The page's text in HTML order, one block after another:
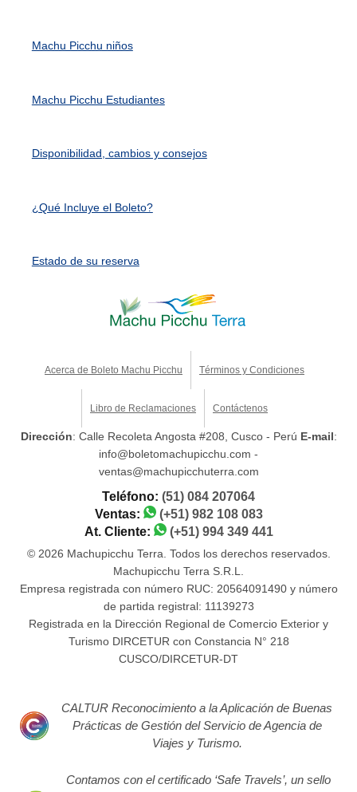
Machu Picchu niños
Machu Picchu Estudiantes
Disponibilidad, cambios y consejos
¿Qué Incluye el Boleto?
Estado de su reserva
Acerca de Boleto Machu Picchu Términos y Condiciones
Libro de Reclamaciones Contáctenos
Dirección: Calle Recoleta Angosta #208, Cusco - Perú E-mail:
info@boletomachupicchu.com -
ventas@machupicchuterra.com
Teléfono: (51) 084 207064
Ventas:
(+51) 982 108 083
At. Cliente:
(+51) 994 349 441
© 2026 Machupicchu Terra. Todos los derechos reservados.
Machupicchu Terra S.R.L.
Empresa registrada con número RUC: 20564091490 y número
de partida registral: 11139273
Registrada en la Dirección Regional de Comercio Exterior y
Turismo DIRCETUR con Constancia N° 218
CUSCO/DIRCETUR-DT
CALTUR Reconocimiento a la Aplicación de Buenas
Prácticas de Gestión del Servicio de Agencia de
Viajes y Turismo.
Contamos con el certificado ‘Safe Travels’, un sello